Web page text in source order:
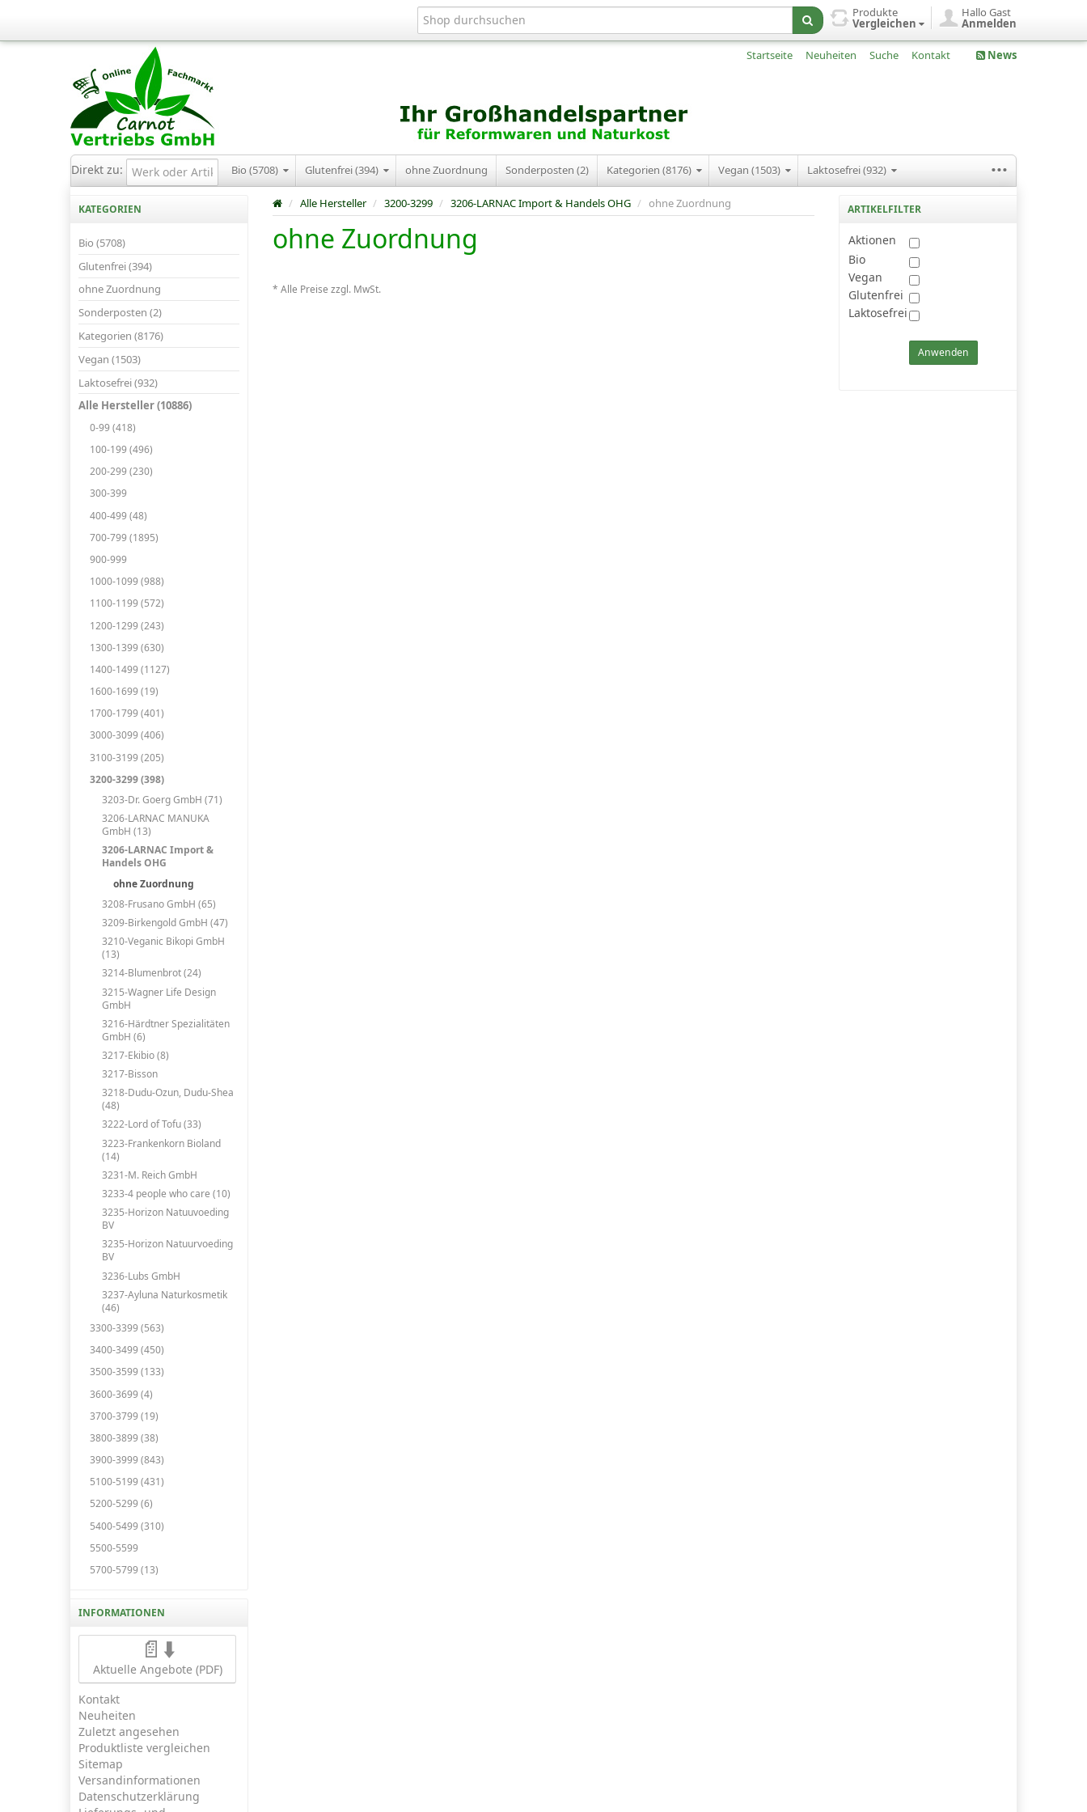
Hallo Gast
Anmelden
Produkte
Vergleichen
Startseite Neuheiten Suche Kontakt News
Direkt zu: Bio (5708) Glutenfrei (394) ohne Zuordnung Sonderposten (2) Kategorien (8176) Vegan (1503) Laktosefrei (932) ...
KATEGORIEN
Bio (5708)
Glutenfrei (394)
ohne Zuordnung
Sonderposten (2)
Kategorien (8176)
Vegan (1503)
Laktosefrei (932)
Alle Hersteller (10886)
0-99 (418)
100-199 (496)
200-299 (230)
300-399
400-499 (48)
700-799 (1895)
900-999
1000-1099 (988)
1100-1199 (572)
1200-1299 (243)
1300-1399 (630)
1400-1499 (1127)
1600-1699 (19)
1700-1799 (401)
3000-3099 (406)
3100-3199 (205)
3200-3299 (398)
3203-Dr. Goerg GmbH (71)
3206-LARNAC MANUKA
GmbH (13)
3206-LARNAC Import &
Handels OHG
ohne Zuordnung
3208-Frusano GmbH (65)
3209-Birkengold GmbH (47)
3210-Veganic Bikopi GmbH
(13)
3214-Blumenbrot (24)
3215-Wagner Life Design
GmbH
3216-Härdtner Spezialitäten
GmbH (6)
3217-Ekibio (8)
3217-Bisson
3218-Dudu-Ozun, Dudu-Shea
(48)
3222-Lord of Tofu (33)
3223-Frankenkorn Bioland
(14)
3231-M. Reich GmbH
3233-4 people who care (10)
3235-Horizon Natuuvoeding
BV
3235-Horizon Natuurvoeding
BV
3236-Lubs GmbH
3237-Ayluna Naturkosmetik
(46)
3300-3399 (563)
3400-3499 (450)
3500-3599 (133)
3600-3699 (4)
3700-3799 (19)
3800-3899 (38)
3900-3999 (843)
5100-5199 (431)
5200-5299 (6)
5400-5499 (310)
5500-5599
5700-5799 (13)
INFORMATIONEN
📄⬇️
Aktuelle Angebote (PDF)
Kontakt
Neuheiten
Zuletzt angesehen
Produktliste vergleichen
Sitemap
Versandinformationen
Datenschutzerklärung
/ Alle Hersteller / 3200-3299 / 3206-LARNAC Import & Handels OHG / ohne Zuordnung
ohne Zuordnung
* Alle Preise zzgl. MwSt.
ARTIKELFILTER
Aktionen
Bio
Vegan
Glutenfrei
Laktosefrei